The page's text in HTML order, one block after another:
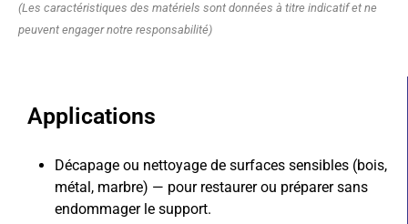
Applications
Décapage ou nettoyage de surfaces sensibles (bois,
métal, marbre) — pour restaurer ou préparer sans
endommager le support.
(Les caractéristiques des matériels sont données à titre indicatif et ne
peuvent engager notre responsabilité)